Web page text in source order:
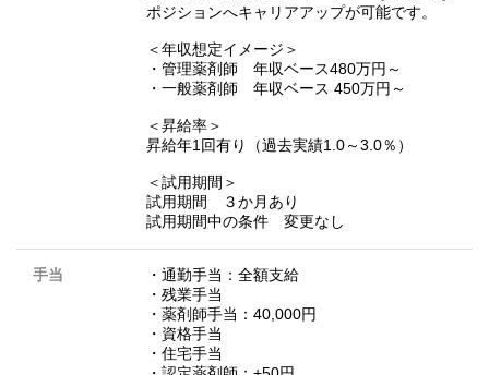
ポジションへキャリアアップが可能です。
＜年収想定イメージ＞
・管理薬剤師 年収ベース480万円～
・一般薬剤師 年収ベース 450万円～
＜昇給率＞
昇給年1回有り（過去実績1.0～3.0％）
＜試用期間＞
試用期間 ３か月あり
試用期間中の条件 変更なし
手当
・通勤手当：全額支給
・残業手当
・薬剤師手当：40,000円
・資格手当
・住宅手当